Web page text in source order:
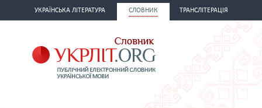
УКРАЇНСЬКА ЛІТЕРАТУРА СЛОВНИК ТРАНСЛІТЕРАЦІЯ